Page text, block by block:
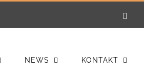
NEWS KONTAKT